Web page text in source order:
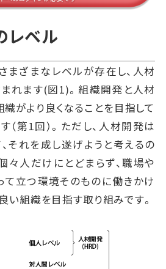
レベル
まざまなレベルが存在し、人材
れます(図1)。組織開発と人材
がより良くなることを目指して
（第1回）。ただし、人材開発は
それを成し遂げようと考えるの
々人だけにとどまらず、職場や
て立つ環境そのものに働きかけ
い組織を目指す取り組みです。